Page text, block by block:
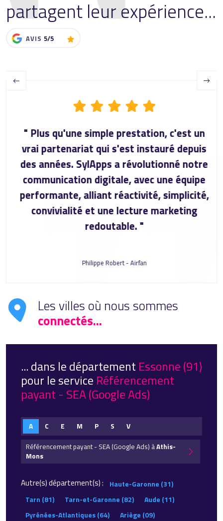
partagent leur expérience...
AVIS 5/5
" Plus qu'une simple prestation, c'est un
vrai partenariat qui s'est instauré depuis
des années. SylApps a révolutionné notre
communication digitale, avec une équipe
performante, alliant réactivité, simplicité,
convivialité et une lecture marketing
redoutable. "
Philippe Robert - Airfan
Les villes où nous sommes
connectés...
... dans le départementEssonne (91)
pour le service Référencement
payant - SEA (Google Ads)
A C E M P S V
Référencement payant - SEA (Google Ads) àAthis-
Mons
Autre(s) département(s) :
Haute-Garonne (31)
Tarn (81)
Tarn-et-Garonne (82)
Aude (11)
Pyrénées-Atlantiques (64)
Ariège (09)